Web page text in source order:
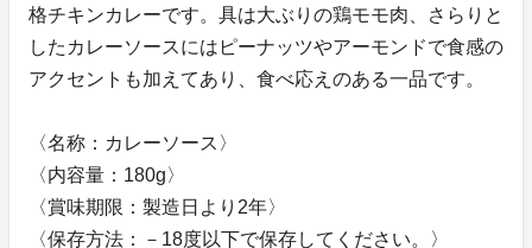
格チキンカレーです。具は大ぶりの鶏モモ肉、さらりと
したカレーソースにはピーナッツやアーモンドで食感の
アクセントも加えてあり、食べ応えのある一品です。
〈名称：カレーソース〉
〈内容量：180g〉
〈賞味期限：製造日より2年〉
〈保存方法：－18度以下で保存してください。〉